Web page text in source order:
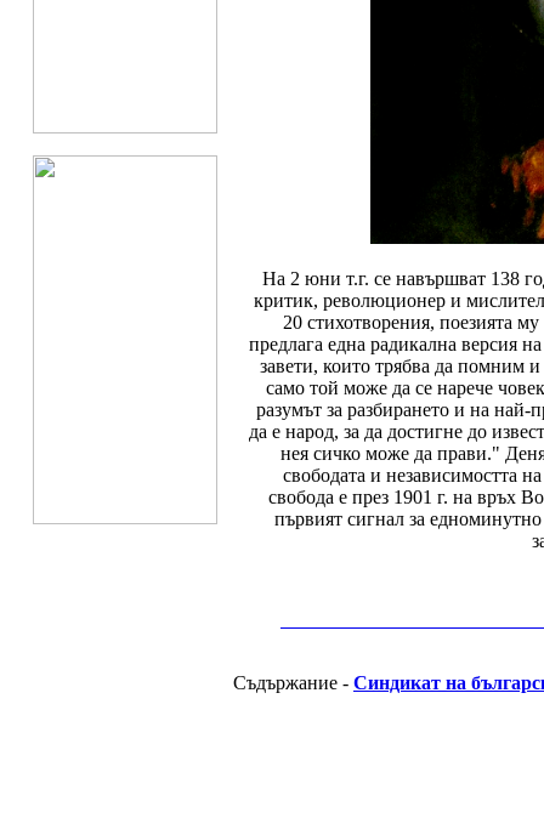
На 2 юни т.г. се навършват 138
критик, революционер и
20 стихотворения, поезията
предлага една радикална версия
завети, които трябва да помним
само той може да се нарече
разумът за разбирането и на най-
да е народ, за да достигне до
нея сичко може да прави."
свободата и независимостта
свобода е през 1901 г. на връх
първият сигнал за
Съдържание - Синдикат на